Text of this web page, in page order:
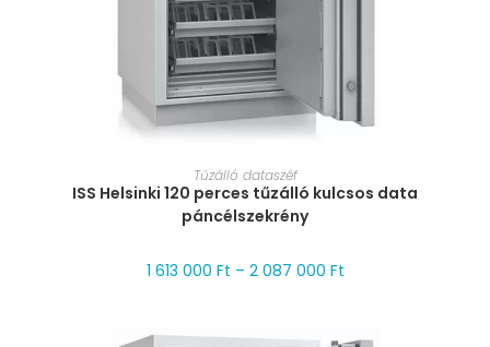
MÉRET VÁLASZTÁSA
Tűzálló dataszéf
ISS Helsinki 120 perces tűzálló kulcsos data
páncélszekrény
1 613 000 Ft – 2 087 000 Ft